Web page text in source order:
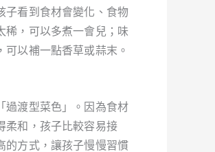
子看到食材會變化、食物
稀，可以多煮一會兒；味
以補一點香草或蒜末。
過渡型菜色」。因為食材
柔和，孩子比較容易接
的方式，讓孩子慢慢習慣